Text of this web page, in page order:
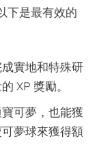
下是最有效的
實地和特殊研
XP 獎勵。
可夢，也能獲
夢球來獲得額